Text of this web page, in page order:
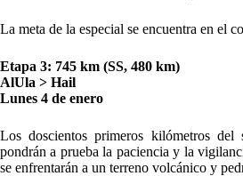
La meta de la especial se encuentra en el
Etapa 3: 745 km (SS, 480 km)
AlUla > Hail
Lunes 4 de enero
Los doscientos primeros kilómetros del
pondrán a prueba la paciencia y la
se enfrentarán a un terreno volcánico y